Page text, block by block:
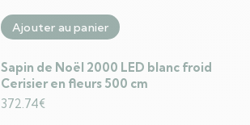
Ajouter au panier
Sapin de Noël 2000 LED blanc froid
Cerisier en fleurs 500 cm
372.74€